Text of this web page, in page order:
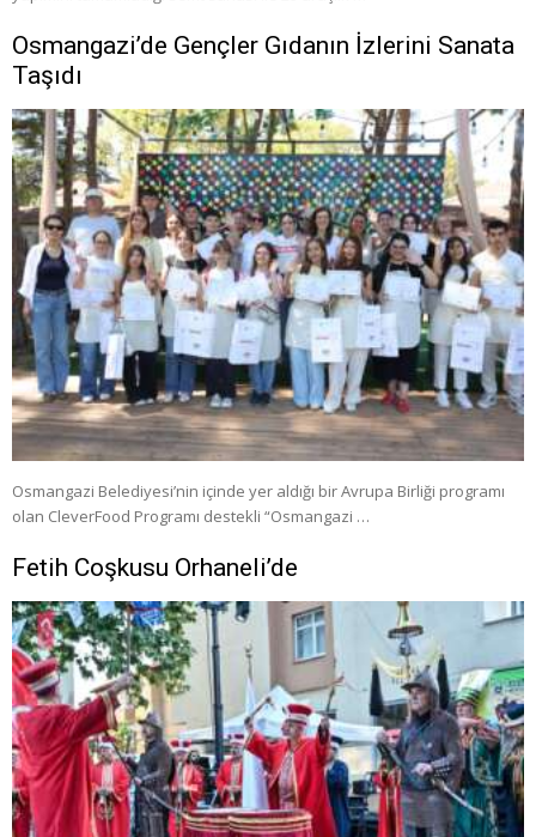
Osmangazi’de Gençler Gıdanın İzlerini Sanata
Taşıdı
Osmangazi Belediyesi’nin içinde yer aldığı bir Avrupa Birliği programı
olan CleverFood Programı destekli “Osmangazi …
Fetih Coşkusu Orhaneli’de